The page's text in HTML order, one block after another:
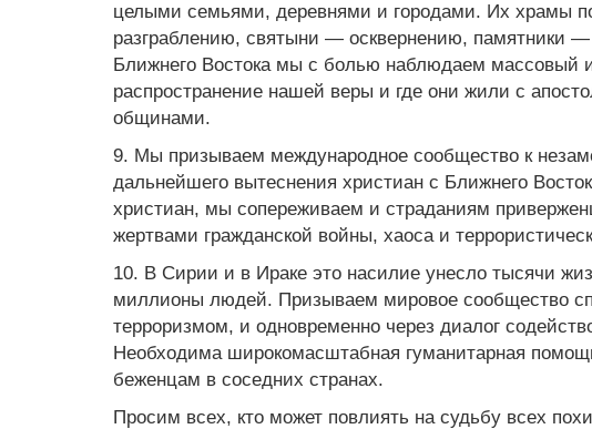
целыми семьями, деревнями и городами. Их храмы
разграблению, святыни — осквернению, памятники
Ближнего Востока мы с болью наблюдаем массовый
распространение нашей веры и где они жили с
общинами.
9. Мы призываем международное сообщество к
дальнейшего вытеснения христиан с Ближнего
христиан, мы сопереживаем и страданиям
жертвами гражданской войны, хаоса и
10. В Сирии и в Ираке это насилие унесло тысячи
миллионы людей. Призываем мировое сообщество
терроризмом, и одновременно через диалог
Необходима широкомасштабная гуманитарная
беженцам в соседних странах.
Просим всех, кто может повлиять на судьбу всех